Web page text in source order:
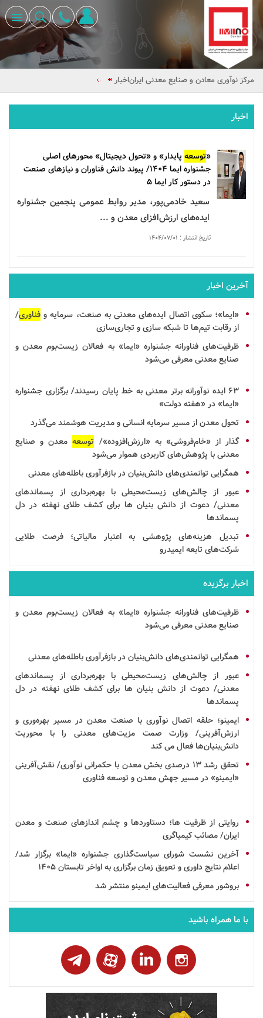
مرکز نوآوری معادن و صنایع معدنی ایراناخبار
اخبار
«توسعه پایدار» و «تحول دیجیتال» محورهای اصلی
جشنوارهایما
۱۴۰۴/ پیوند دانش فناوران و نیازهای صنعت
در دستور کارایما
سعید خادمی‌پور، مدیر روابط عمومی پنجمین جشنواره
ایده‌های ارزش‌افزای معدن و ...
تاریخ انتشار : ۱۴۰۴/۰۷/۰۱
آخرین اخبار
«ایما»؛ سکوی اتصال ایده‌های معدنی به صنعت، سرمایهو فناوری/
از رقابت تیم‌ها تا شبکه سازیو تجاری‌سازی
ظرفیت‌های فناورانه جشنواره «ایما» به فعالان زیست‌بوم معدن و
صنایع معدنی معرفی می‌شود
۶۳ ایده نوآورانه برتر معدنی به خط پایان رسیدند/ برگزاری جشنواره
«ایما» در «هفته دولت»
تحول معدن از مسیر سرمایه انسانی و مدیریت هوشمند می‌گذرد
گذار از «خام‌فروشی» به «ارزش‌افزوده»/ توسعهمعدن و صنایع
معدنی با پژوهش‌های کاربردی هموار می‌شود
همگرایی توانمندی‌هایدانش‌بنیاندربازفرآوریباطله‌های معدنی
عبور از چالش‌های زیست‌محیطی با بهره‌برداری از پسماندهای
معدنی/ دعوت از دانش بنیان ها برای کشف طلای نهفته در دل
پسماندها
تبدیل هزینه‌های پژوهشی به اعتبار مالیاتی؛ فرصت طلایی
شرکت‌های تابعه ایمیدرو
اخبار برگزیده
ظرفیت‌های فناورانه جشنواره «ایما» به فعالان زیست‌بوم معدن و
صنایع معدنی معرفی می‌شود
همگرایی توانمندی‌هایدانش‌بنیاندربازفرآوریباطله‌های معدنی
عبور از چالش‌های زیست‌محیطی با بهره‌برداری از پسماندهای
معدنی/ دعوت از دانش بنیان ها برای کشف طلای نهفته در دل
پسماندها
ایمینو؛ حلقه اتصال نوآوریبا صنعت معدندر مسیر بهره‌وری و
ارزش‌آفرینی/ وزارت صمت مزیت‌های معدنی را با محوریت
دانش‌بنیان‌ها فعال می کند
تحقق رشد
۱۳ درصدی بخش معدن با حکمرانی نوآوری/ نقش‌آفرینی
«ایمینو» در مسیر جهش معدن و توسعهفناوری
روایتی از ظرفیت ها؛ دستاوردها و چشم اندازهای صنعت و معدن
ایران/ مصائب کیمیاگری
آخرین نشست شورای سیاست‌گذاری جشنواره«ایما» برگزار شد/
اعلام نتایج داوری و تعویق زمان برگزاری به اواخر تابستان ۱۴۰۵
بروشورمعرفی فعالیت‌هایایمینومنتشر شد
با ما همراه باشید